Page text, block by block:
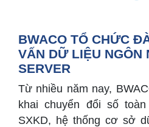
BWACO TỔ CHỨC
VẤN DỮ LIỆU NGÔN
SERVER
Từ nhiều năm nay,
khai chuyển đổi số
SXKD, hệ thống cơ sở